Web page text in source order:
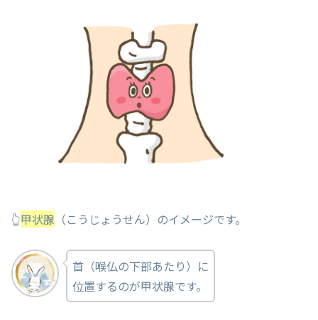
👆甲状腺 （こうじょうせん）のイメージです。
首（喉仏の下部あたり）に
位置するのが甲状腺です。